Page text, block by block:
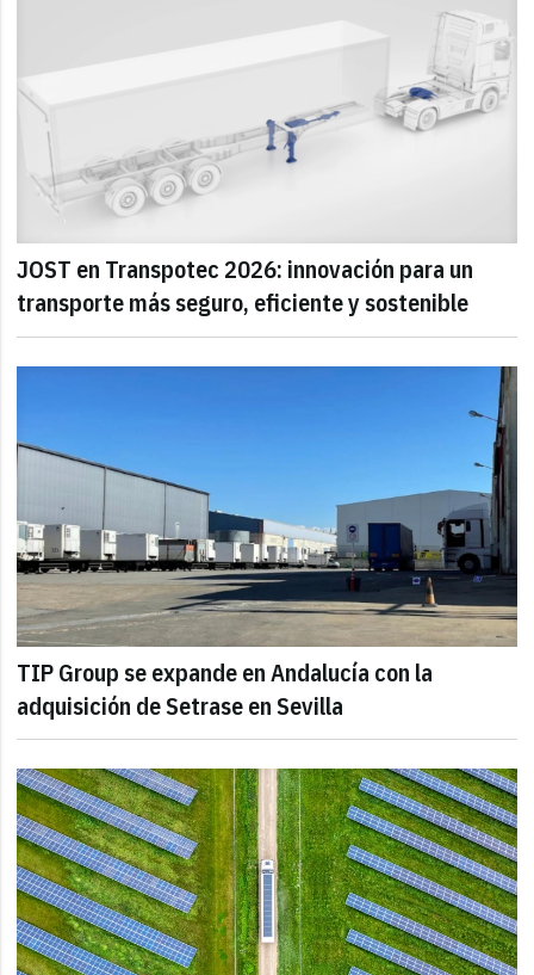
JOST en Transpotec 2026: innovación para un
transporte más seguro, eficiente y sostenible
TIP Group se expande en Andalucía con la
adquisición de Setrase en Sevilla